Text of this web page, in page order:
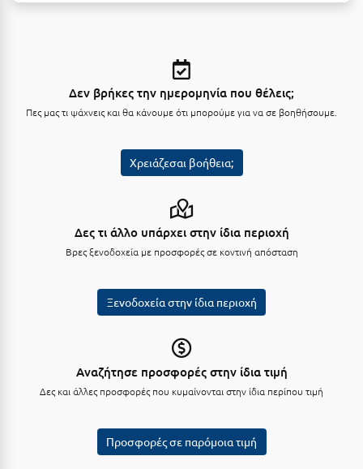
Σκαφιδιά Ηλείας
Δεν βρήκες την ημερομηνία που θέλεις;
Πες μας τι ψάχνεις και θα κάνουμε ότι μπορούμε για να σε βοηθήσουμε.
Χρειάζεσαι βοήθεια;
Δες τι άλλο υπάρχει στην ίδια περιοχή
Βρες ξενοδοχεία με προσφορές σε κοντινή απόσταση
Ξενοδοχεία στην ίδια περιοχή
Αναζήτησε προσφορές στην ίδια τιμή
Δες και άλλες προσφορές που κυμαίνονται στην ίδια περίπου τιμή
Προσφορές σε παρόμοια τιμή